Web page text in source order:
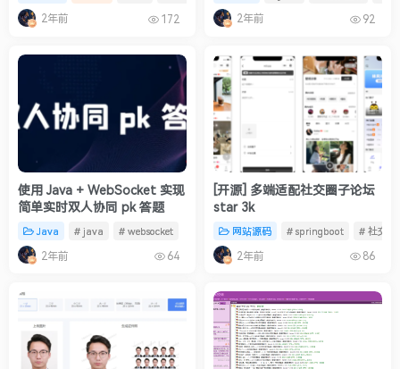
removed in Dart Sass 2.0.0.
2年前 172 2年前 92
使用 Java + WebSocket 实现
简单实时双人协同 pk 答题
Java # java # websocket
2年前 64
[开源] 多端适配社交圈子论坛
star 3k
网站源码 # springboot # 社交论
2年前 86